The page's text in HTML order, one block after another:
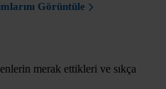
Görüntüle
merak ettikleri ve sıkça